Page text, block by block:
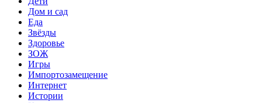
Дом и сад
Еда
Звёзды
Здоровье
ЗОЖ
Игры
Импортозамещение
Интернет
Истории